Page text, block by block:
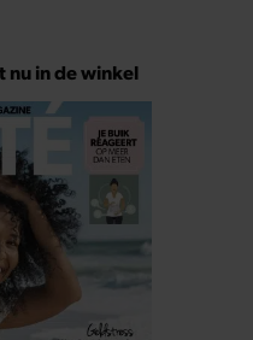
nu in de winkel